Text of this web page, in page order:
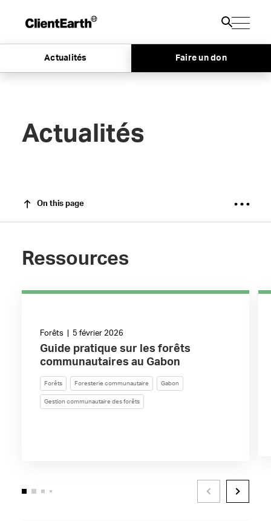
Actualités Faire un don
Actualités
On this page
Ressources
Forêts | 5 février 2026
Guide pratique sur les forêts
communautaires au Gabon
Forêts Foresterie communautaire Gabon
Gestion communautaire des forêts